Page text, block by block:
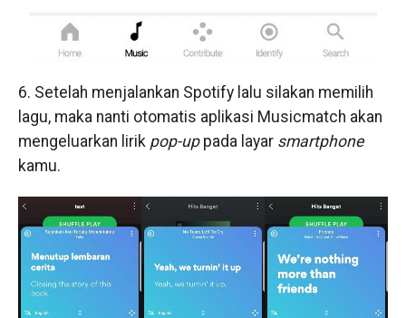
6. Setelah menjalankan Spotify lalu silakan memilih
lagu, maka nanti otomatis aplikasi Musicmatch akan
mengeluarkan lirik pop-uppada layarsmartphone
kamu.